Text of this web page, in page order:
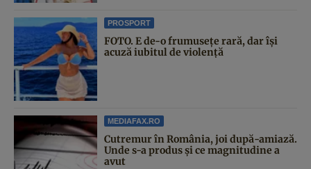
PROSPORT
FOTO. E de-o frumusețe rară, dar își
acuză iubitul de violență
MEDIAFAX.RO
Cutremur în România, joi după-amiază.
Unde s-a produs și ce magnitudine a
avut